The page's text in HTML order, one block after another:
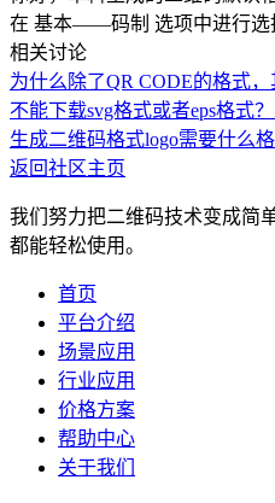
在 基本——码制 选项中进行选
相关讨论
为什么除了QR CODE的格式，
不能下载svg格式或者eps格式？
生成二维码格式logo需要什么
返回社区主页
我们努力把二维码技术变成简
都能轻松使用。
首页
平台介绍
场景应用
行业应用
价格方案
帮助中心
关于我们